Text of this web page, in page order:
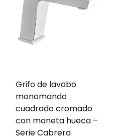
Grifo de lavabo
monomando
cuadrado cromado
con maneta hueca –
Serie Cabrera